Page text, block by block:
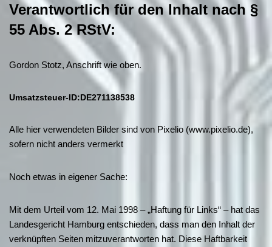
Verantwortlich für den Inhalt nach §
55 Abs. 2 RStV:
Gordon Stotz, Anschrift wie oben.
Umsatzsteuer-ID:DE271138538
Alle hier verwendeten Bilder sind von Pixelio (www.pixelio.de),
sofern nicht anders vermerkt
Noch etwas in eigener Sache:
Mit dem Urteil vom 12. Mai 1998 – „Haftung für Links“ – hat das
Landesgericht Hamburg entschieden, dass man den Inhalt der
verknüpften Seiten mitzuverantworten hat. Diese Haftbarkeit